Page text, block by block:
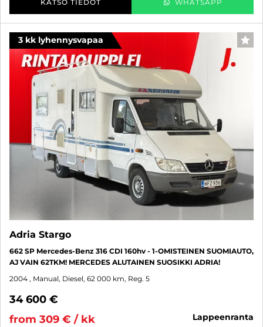
KATSO TIEDOT WHATSAPP
3 kk lyhennysvapaa
Adria Stargo
662 SP Mercedes-Benz 316 CDI 160hv - 1-OMISTEINEN SUOMIAUTO,
AJ VAIN 62TKM! MERCEDES ALUTAINEN SUOSIKKI ADRIA!
2004 , Manual, Diesel, 62 000 km, Reg. 5
34 600 €
from 309 € / kk
lappeenranta